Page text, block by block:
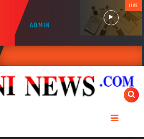
ADMIN
LIVE